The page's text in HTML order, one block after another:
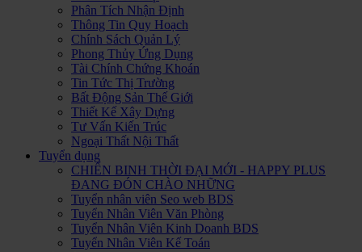
Phân Tích Nhận Định
Thông Tin Quy Hoạch
Chính Sách Quản Lý
Phong Thủy Ứng Dụng
Tài Chính Chứng Khoán
Tin Tức Thị Trường
Bất Động Sản Thế Giới
Thiết Kế Xây Dựng
Tư Vấn Kiến Trúc
Ngoại Thất Nội Thất
Tuyển dụng
CHIẾN BINH THỜI ĐẠI MỚI - HAPPY PLUS
ĐANG ĐÓN CHÀO NHỮNG
Tuyển nhân viên Seo web BDS
Tuyển Nhân Viên Văn Phòng
Tuyển Nhân Viên Kinh Doanh BDS
Tuyển Nhân Viên Kế Toán